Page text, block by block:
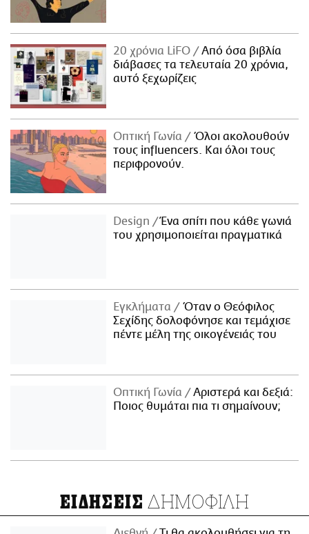
20 χρόνια LiFO
Από όσα βιβλία
διάβασες τα τελευταία 20 χρόνια,
αυτό ξεχωρίζεις
Οπτική Γωνία
Όλοι ακολουθούν
τους influencers. Και όλοι τους
περιφρονούν.
Design
Ένα σπίτι που κάθε γωνιά
του χρησιμοποιείται πραγματικά
Εγκλήματα
Όταν ο Θεόφιλος
Σεχίδης δολοφόνησε και τεμάχισε
πέντε μέλη της οικογένειάς του
Οπτική Γωνία
Αριστερά και δεξιά:
Ποιος θυμάται πια τι σημαίνουν;
ΕΙΔΗΣΕΙΣ ΔΗΜΟΦΙΛΗ